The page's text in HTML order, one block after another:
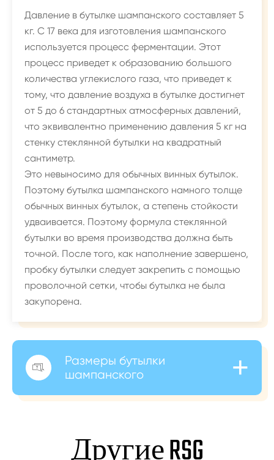
Давление в бутылке шампанского составляет 5
кг. С 17 века для изготовления шампанского
используется процесс ферментации. Этот
процесс приведет к образованию большого
количества углекислого газа, что приведет к
тому, что давление воздуха в бутылке достигнет
от 5 до 6 стандартных атмосферных давлений,
что эквивалентно применению давления 5 кг на
стенку стеклянной бутылки на квадратный
сантиметр.
Это невыносимо для обычных винных бутылок.
Поэтому бутылка шампанского намного толще
обычных винных бутылок, а степень стойкости
удваивается. Поэтому формула стеклянной
бутылки во время производства должна быть
точной. После того, как наполнение завершено,
пробку бутылки следует закрепить с помощью
проволочной сетки, чтобы бутылка не была
закупорена.

Размеры бутылки
шампанского
+